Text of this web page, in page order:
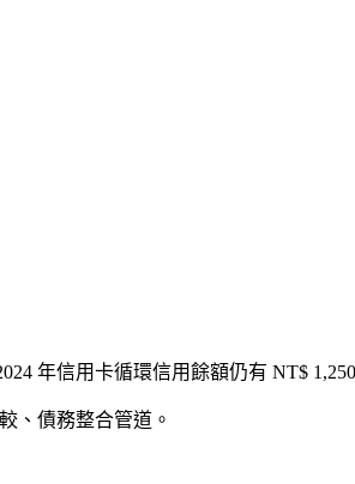
年信用卡循環信用餘額仍有 NT$ 1,250
、債務整合管道。